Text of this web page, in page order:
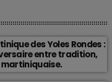
des Yoles Rondes :
entre tradition,